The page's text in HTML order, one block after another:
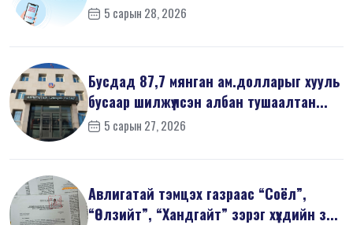
5 сарын 28, 2026
Бусдад 87,7 мянган ам.долларыг хууль
бусаар шилжүүлсэн албан тушаалтан...
5 сарын 27, 2026
Авлигатай тэмцэх газраас “Соёл”,
“Өлзийт”, “Хандгайт” зэрэг хүүхдийн з...